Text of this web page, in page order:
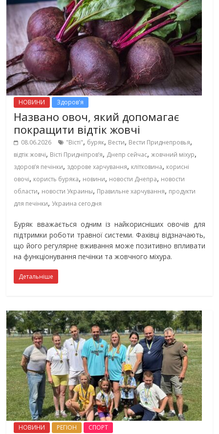
НОВИНИ Здоров'я
Названо овоч, який допомагає
покращити відтік жовчі
08.06.2026 "Вісті", буряк, Вести, Вести Приднепровья,
відтік жовчі, Вісті Придніпровʼя, Днепр сейчас,жовчний міхур,
здоров’я печінки, здорове харчування, клітковина, корисні
овочі, користь буряка, новини, новости Днепра, новости
области, новости Украины, Правильне харчування, продукти
для печінки, Украина сегодня
Буряк вважається одним із найкорисніших овочів для
підтримки роботи травної системи. Фахівці відзначають,
що його регулярне вживання може позитивно впливати
на функціонування печінки та жовчного міхура.
Детальніше
НОВИНИ РЕГІОН СПОРТ